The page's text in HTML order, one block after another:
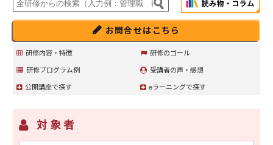
お問合せはこちら
研修内容・特徴
研修のゴール
研修プログラム例
受講者の声・感想
公開講座で探す
eラーニングで探す
対象者